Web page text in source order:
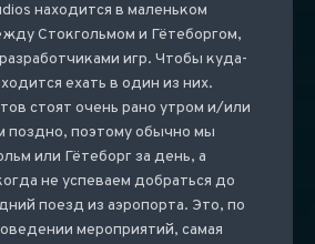
находится в маленьком
Стокгольмом и Гётеборгом,
игр. Чтобы куда-
ехать в один из них.
стоят очень рано утром и/или
поздно, поэтому обычно мы
или Гётеборг за день, а
не успеваем добраться до
поезд из аэропорта. Это, по
мероприятий, самая